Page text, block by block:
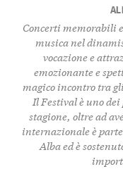
Concerti memorabili
musica nel
vocazione e
emozionante e
magico incontro tra
Il Festival è uno
stagione, oltre ad
internazionale è
Alba ed è